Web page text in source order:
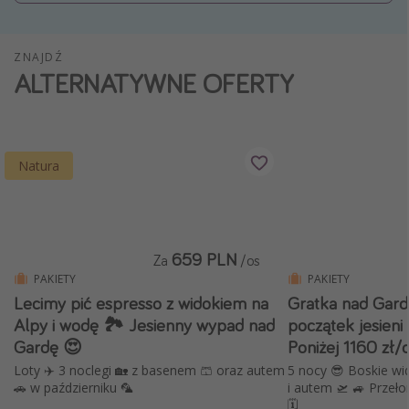
City Break
Hotele SPA i wellness
Wyjazdy na Majówkę
Newsy, ciekawostki, porady podróżnicze
Najlepsze aplikacje podróżnicze
Kalendarz podróży
ZNAJDŹ
ALTERNATYWNE OFERTY
Natura
PAKIETY
Lecimy pić espresso z widokiem na
Alpy i wodę 🏞️ Jesienny wypad nad
Gardę 😍
Loty ✈️ 3 noclegi 🏡 z basenem 🩳 oraz autem
🚗 w październiku 🦜
Za 659 PLN /os
PAKIETY
Gratka nad Gardą
początek
Poniżej 1160
5 nocy 😎 Boskie
i autem 🛫 🚙
🗓️